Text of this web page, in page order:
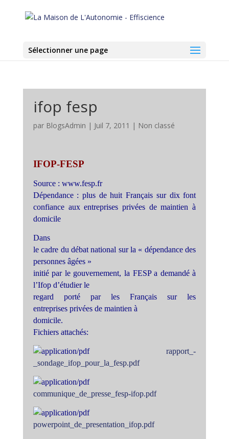
Sélectionner une page
ifop fesp
par BlogsAdmin | Juil 7, 2011 | Non classé
IFOP-FESP
Source : www.fesp.fr
Dépendance : plus de huit Français sur dix font
confiance aux entreprises privées de maintien à
domicile
Dans
le cadre du débat national sur la « dépendance des
personnes âgées »
initié par le gouvernement, la FESP a demandé à
l’Ifop d’étudier le
regard porté par les Français sur les
entreprises privées de maintien à
domicile.
Fichiers attachés:
rapport_-
_sondage_ifop_pour_la_fesp.pdf
communique_de_presse_fesp-ifop.pdf
powerpoint_de_presentation_ifop.pdf